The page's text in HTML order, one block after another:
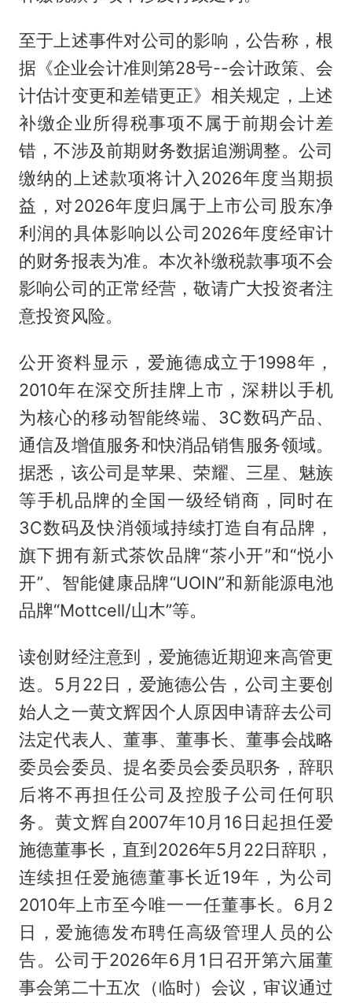
至于上述事件对公司的影响，公告称，根
据《企业会计准则第28号--会计政策、会
计估计变更和差错更正》相关规定，上述
补缴企业所得税事项不属于前期会计差
错，不涉及前期财务数据追溯调整。公司
缴纳的上述款项将计入2026年度当期损
益，对2026年度归属于上市公司股东净
利润的具体影响以公司2026年度经审计
的财务报表为准。本次补缴税款事项不会
影响公司的正常经营，敬请广大投资者注
意投资风险。
公开资料显示，爱施德成立于1998年，
2010年在深交所挂牌上市，深耕以手机
为核心的移动智能终端、3C数码产品、
通信及增值服务和快消品销售服务领域。
据悉，该公司是苹果、荣耀、三星、魅族
等手机品牌的全国一级经销商，同时在
3C数码及快消领域持续打造自有品牌，
旗下拥有新式茶饮品牌“茶小开”和“悦小
开”、智能健康品牌“UOIN”和新能源电池
品牌“Mottcell/山木”等。
读创财经注意到，爱施德近期迎来高管更
迭。5月22日，爱施德公告，公司主要创
始人之一黄文辉因个人原因申请辞去公司
法定代表人、董事、董事长、董事会战略
委员会委员、提名委员会委员职务，辞职
后将不再担任公司及控股子公司任何职
务。黄文辉自2007年10月16日起担任爱
施德董事长，直到2026年5月22日辞职，
连续担任爱施德董事长近19年，为公司
2010年上市至今唯一一任董事长。6月2
日，爱施德发布聘任高级管理人员的公
告。公司于2026年6月1日召开第六届董
事会第二十五次（临时）会议，审议通过